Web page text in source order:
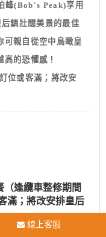
峰(Bob's Peak)享用
鎮壯闊美景的最佳
可親自從空中鳥瞰皇
的恐懼感！
位或客滿；將改安
逢纜車整修期間
滿；將改安排皇后
線上客服